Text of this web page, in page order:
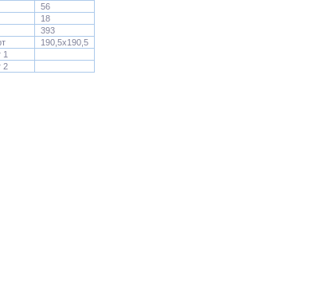
56
18
393
190,5x190,5
1
2